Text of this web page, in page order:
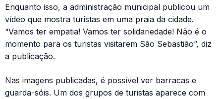
Enquanto isso, a administração municipal publicou um
vídeo que mostra turistas em uma praia da cidade.
“Vamos ter empatia! Vamos ter solidariedade! Não é o
momento para os turistas visitarem São Sebastião”, diz
a publicação.
Nas imagens publicadas, é possível ver barracas e
guarda-sóis. Um dos grupos de turistas aparece com